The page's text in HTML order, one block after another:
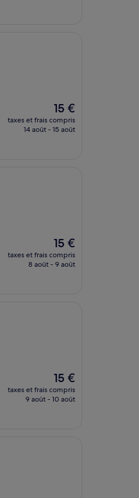
Le
nouveau
prix
15 €
taxes et frais compris
14 août - 15 août
Le
nouveau
prix
15 €
taxes et frais compris
8 août - 9 août
Le
nouveau
prix
15 €
taxes et frais compris
9 août - 10 août